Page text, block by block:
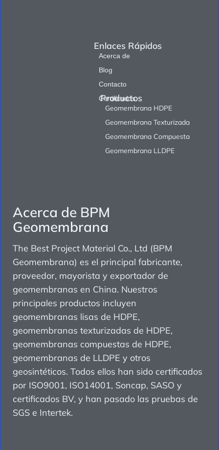
Acerca de BPM
Geomembrana
The Best Project Material Co., Ltd (BPM
Geomembrana) es el principal fabricante,
proveedor, mayorista y exportador de
geomembranas en China. Nuestros
principales productos incluyen
geomembranas lisas de HDPE,
geomembranas texturizadas de HDPE,
geomembranas compuestas de HDPE,
geomembranas de LLDPE y otros
geosintéticos. Todos ellos han sido certificados
por ISO9001, ISO14001, Soncap, SASO y
certificados BV, y han pasado las pruebas de
SGS e Intertek.
Enlaces Rápidos
Acerca de
Blog
Contacto
Certificados
Productos
Geomembrana HDPE
Geomembrana Texturizada
Geomembrana Compuesta
Geomembrana LLDPE